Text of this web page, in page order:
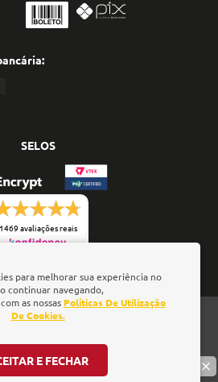
SELOS
1469 avaliações reais
da Consolação, 323 - Loja 28 -
01.337.552/0001-52
para melhorar sua experiência no
continuar navegando,
as nossas Políticas De Utilização
De Cookies.
E FECHAR